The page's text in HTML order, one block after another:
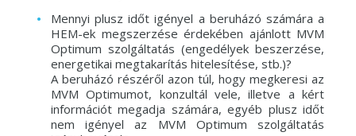
Mennyi plusz időt igényel a beruházó számára a
HEM-ek megszerzése érdekében ajánlott MVM
Optimum szolgáltatás (engedélyek beszerzése,
energetikai megtakarítás hitelesítése, stb.)?
A beruházó részéről azon túl, hogy megkeresi az
MVM Optimumot, konzultál vele, illetve a kért
információt megadja számára, egyéb plusz időt
nem igényel az MVM Optimum szolgáltatás